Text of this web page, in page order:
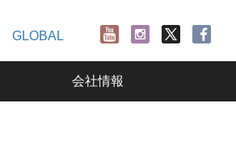
GLOBAL
会社情報